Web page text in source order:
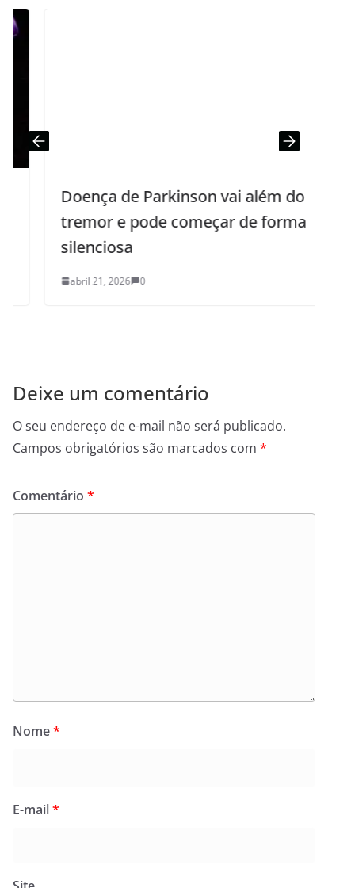
Doença de Parkinson vai além do
tremor e pode começar de forma
silenciosa
abril 21, 2026 0
Deixe um comentário
O seu endereço de e-mail não será publicado.
Campos obrigatórios são marcados com *
Comentário *
Nome*
E-mail*